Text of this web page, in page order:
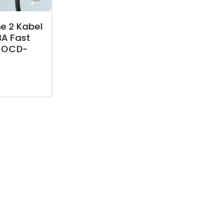
2 Kabel
Fast